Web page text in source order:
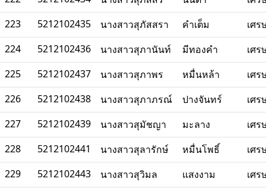
223
5212102435 นางสาวสุภัสสรา คำเต็ม
เศ
224
5212102436 นางสาวสุภานันท์ มีทองคำ
เศ
225
5212102437 นางสาวสุภาพร หมื่นหล้า
เศ
226
5212102438 นางสาวสุภาภรณ์ ปางจันทร์
เศ
227
5212102439 นางสาวสุมัชญา มะลาง
เศ
228
5212102441 นางสาวสุลารักษ์ หมื่นโพธิ์
เศ
229
5212102443 นางสาวสุวิมล แสงงาม
เศ